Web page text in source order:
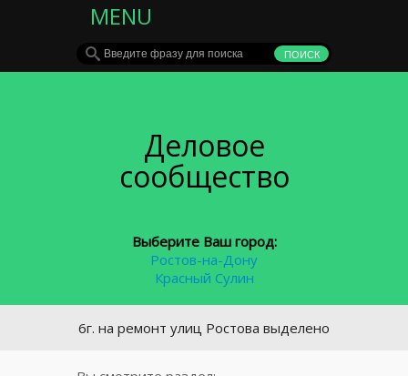
MENU
Деловое
сообщество
Выберите Ваш город:
Ростов-на-Дону
Красный Сулин
В 2016г. на ремонт улиц Ростова выделено 1,4 млрд рублей